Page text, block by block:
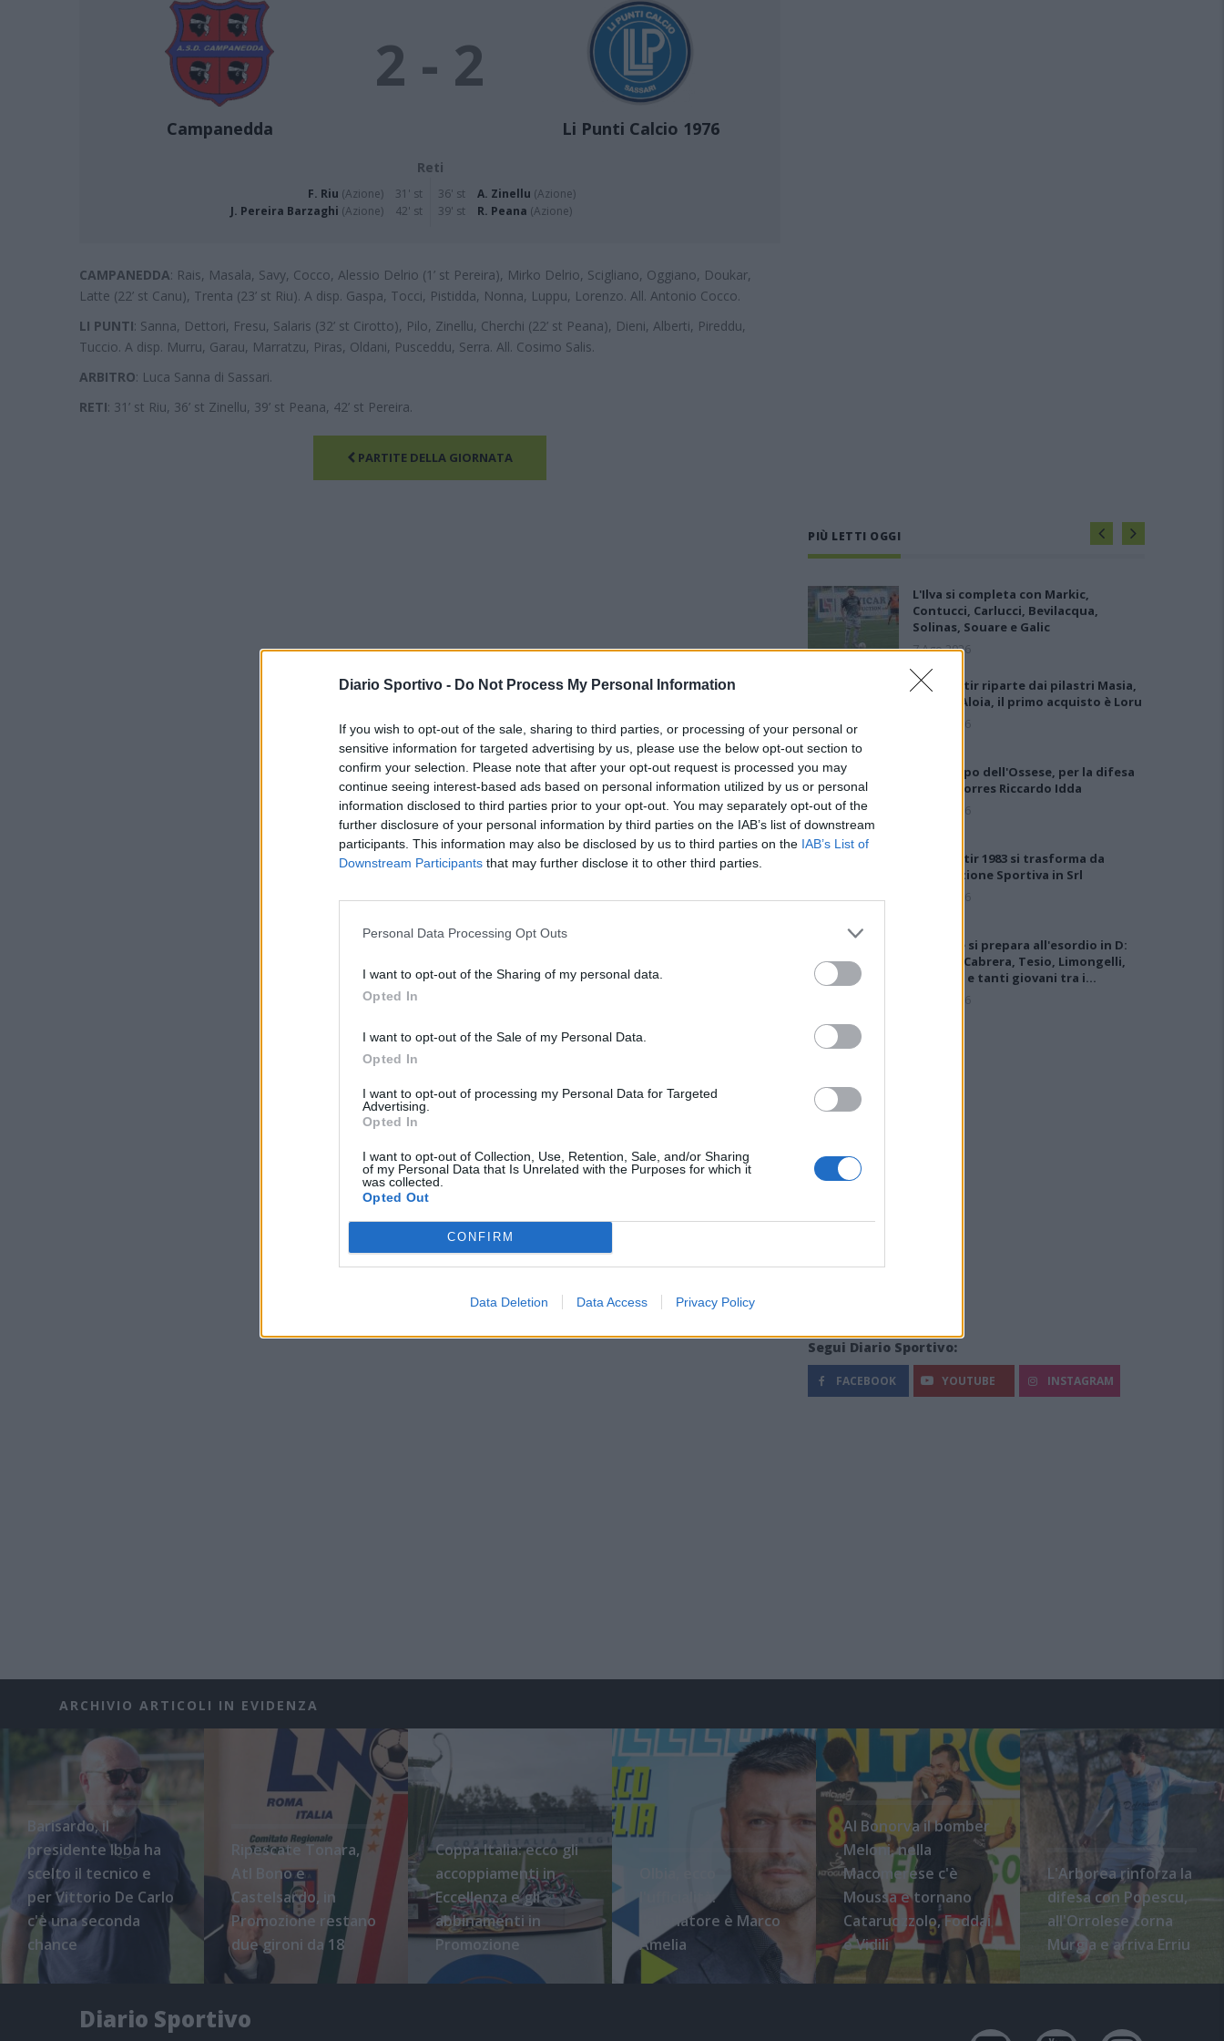
Diario Sportivo - Do Not Process My Personal Information
If you wish to opt-out of the sale, sharing to third parties, or processing of your personal or
sensitive information for targeted advertising by us, please use the below opt-out section to
confirm your selection. Please note that after your opt-out request is processed you may
continue seeing interest-based ads based on personal information utilized by us or personal
information disclosed to third parties prior to your opt-out. You may separately opt-out of the
further disclosure of your personal information by third parties on the IAB’s list of downstream
participants. This information may also be disclosed by us to third parties on the IAB’s List of
Downstream Participants that may further disclose it to other third parties.
Personal Data Processing Opt Outs
I want to opt-out of the Sharing of my personal data.
Opted In
I want to opt-out of the Sale of my Personal Data.
Opted In
I want to opt-out of processing my Personal Data for Targeted
Advertising.
Opted In
I want to opt-out of Collection, Use, Retention, Sale, and/or Sharing
of my Personal Data that Is Unrelated with the Purposes for which it
was collected.
Opted Out
CONFIRM
Data Deletion Data Access Privacy Policy
Campanedda
2 - 2
Li Punti Calcio 1976
Reti
F. Riu (Azione)
31' st
J. Pereira Barzaghi (Azione) 42' st
36' st A. Zinellu (Azione)
39' st
R. Peana (Azione)
CAMPANEDDA: Rais, Masala, Savy, Cocco, Alessio Delrio (1’ st Pereira), Mirko Delrio, Scigliano, Oggiano, Doukar,
Latte (22’ st Canu), Trenta (23’ st Riu). A disp. Gaspa, Tocci, Pistidda, Nonna, Luppu, Lorenzo. All. Antonio Cocco.
LI PUNTI: Sanna, Dettori, Fresu, Salaris (32’ st Cirotto), Pilo, Zinellu, Cherchi (22’ st Peana), Dieni, Alberti, Pireddu,
Tuccio. A disp. Murru, Garau, Marratzu, Piras, Oldani, Pusceddu, Serra. All. Cosimo Salis.
ARBITRO: Luca Sanna di Sassari.
RETI: 31’ st Riu, 36’ st Zinellu, 39’ st Peana, 42’ st Pereira.
PARTITE DELLA GIORNATA
PIÙ LETTI OGGI
L'Ilva si completa con Markic,
Contucci, Carlucci, Bevilacqua,
Solinas, Souare e Galic
7 Ago 2026
Il Monastir riparte dai pilastri Masia,
Pinna e Aloia, il primo acquisto è Loru
7 Ago 2026
Gran colpo dell'Ossese, per la difesa
c'è l'ex Torres Riccardo Idda
7 Ago 2026
Il Monastir 1983 si trasforma da
Associazione Sportiva in Srl
7 Ago 2026
L'Ossese si prepara all'esordio in D:
Forzati, Cabrera, Tesio, Limongelli,
Bolzicco e tanti giovani tra i…
7 Ago 2026
Segui Diario Sportivo:
FACEBOOK YOUTUBE INSTAGRAM
ARCHIVIO ARTICOLI IN EVIDENZA
Barisardo, il
presidente Ibba ha
scelto il tecnico e
per Vittorio De Carlo
c'è una seconda
chance
Ripescate Tonara,
Atl Bono e
Castelsardo, in
Promozione restano
due gironi da 18
Coppa Italia: ecco gli
accoppiamenti in
Eccellenza e gli
abbinamenti in
Promozione
l'ufficialità:
l'allenatore è Marco
Amelia
Al Bonorva il bomber
Meloni, nella
Macomerese c'è
Moussa e tornano
Cataruozzolo, Foddai
e Vidili
L'Arborea rinforza la
difesa con Popescu,
all'Orrolese torna
Murgia e arriva Erriu
Diario Sportivo